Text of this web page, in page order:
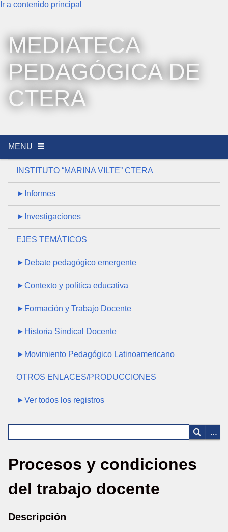
Ir a contenido principal
MEDIATECA
PEDAGÓGICA DE
CTERA
MENU
INSTITUTO “MARINA VILTE” CTERA
►Informes
►Investigaciones
EJES TEMÁTICOS
►Debate pedagógico emergente
►Contexto y política educativa
►Formación y Trabajo Docente
►Historia Sindical Docente
►Movimiento Pedagógico Latinoamericano
OTROS ENLACES/PRODUCCIONES
►Ver todos los registros
Procesos y condiciones
del trabajo docente
Descripción